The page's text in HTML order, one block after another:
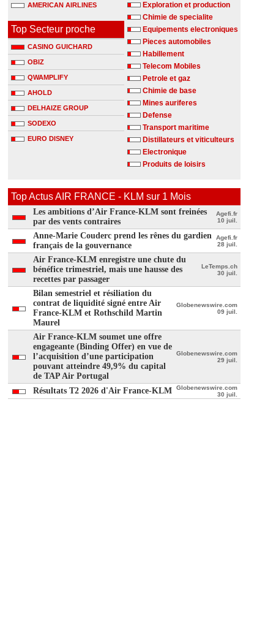
AMERICAN AIRLINES
Top Secteur proche
CASINO GUICHARD
OBIZ
QWAMPLIFY
AHOLD
DELHAIZE GROUP
SODEXO
EURO DISNEY
Exploration et production
Chimie de specialite
Equipements electroniques
Pieces automobiles
Habillement
Telecom Mobiles
Petrole et gaz
Chimie de base
Mines auriferes
Defense
Transport maritime
Distillateurs et viticulteurs
Electronique
Produits de loisirs
Top Actus AIR FRANCE - KLM sur 1 Mois
Les ambitions d’Air France-KLM sont freinées
par des vents contraires
Agefi.fr
10 juil.
Anne-Marie Couderc prend les rênes du gardien
français de la gouvernance
Agefi.fr
28 juil.
Air France-KLM enregistre une chute du
bénéfice trimestriel, mais une hausse des
recettes par passager
LeTemps.ch
30 juil.
Bilan semestriel et résiliation du
contrat de liquidité signé entre Air
France-KLM et Rothschild Martin
Maurel
Globenewswire.com
09 juil.
Air France-KLM soumet une offre
engageante (Binding Offer) en vue de
l’acquisition d’une participation
pouvant atteindre 49,9% du capital
de TAP Air Portugal
Globenewswire.com
29 juil.
Résultats T2 2026 d'Air France-KLM
Globenewswire.com
30 juil.